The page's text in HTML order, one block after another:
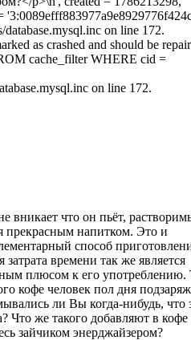
on line 172.
as crashed and should be
cache_filter WHERE cid =
on line 172.
вникает что он пьёт,
прекрасным напитком. Это и
способ
времени так же является
плюсом к его употреблению.
кофе человек пол дня
ли Вы когда-нибудь, что
Что же такого добавляют в кофе
зайчиком энерджайзером?